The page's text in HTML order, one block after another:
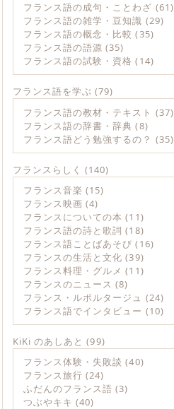
フランス語の成句・ことわざ (61)
フランス語の雑学・豆知識 (29)
フランス語の概念・比較 (35)
フランス語の語源 (35)
フランス語の試験・資格 (14)
フランス語を学ぶ (79)
フランス語の教材・テキスト (37)
フランス語の辞書・辞典 (8)
フランス語どう勉強するの？ (35)
フランスらしく (140)
フランス音楽 (15)
フランス映画 (4)
フランスについての本 (11)
フランス語の詩と歌詞 (18)
フランス語ことばあそび (16)
フランスの生活と文化 (39)
フランス料理・グルメ (11)
フランスのニュース (8)
フランス・ルポルタージュ (24)
フランス語でインタビュー (10)
KiKi のあしあと (99)
フランス体験・失敗談 (40)
フランス旅行 (24)
ふだんのフランス語 (3)
つぶやキキ (40)